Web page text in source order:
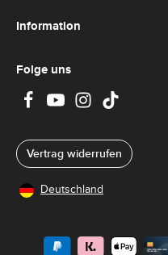
Information
Folge uns
Vertrag widerrufen
Deutschland